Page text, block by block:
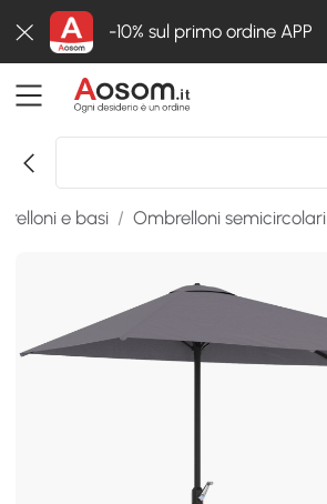
-10% sul primo ordine APP
e basi / Ombrelloni semicircolari